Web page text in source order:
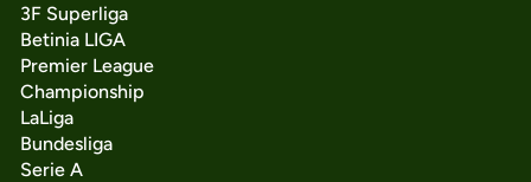
3F Superliga
Betinia LIGA
Premier League
Championship
LaLiga
Bundesliga
Serie A